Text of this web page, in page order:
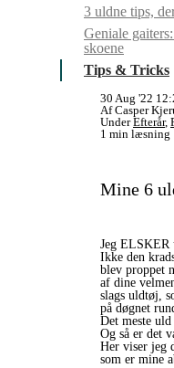
3 uldne tips,
Geniale
skoene
Tips & Tricks
30 Aug '22
Af Casper
UnderEfterår,
1 min læsning
Mine 6
Jeg ELSKER
Ikke den
blev proppet
af dine
slags uldtøj,
på døgnet
Det meste
Og så er det
Her viser jeg
som er mine